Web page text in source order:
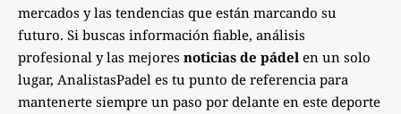
mercados y las tendencias que están marcando su
futuro. Si buscas información fiable, análisis
profesional y las mejores noticias de pádel en un solo
lugar, AnalistasPadel es tu punto de referencia para
mantenerte siempre un paso por delante en este deporte